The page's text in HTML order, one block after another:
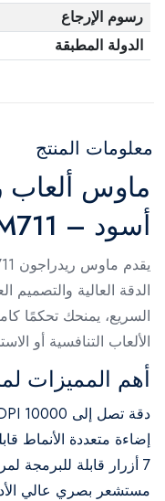
رسوم الإرجاع
الدولة المطبقة
معلومات المنتج
ماوس
أسود – M711
الدقة العالية والتصميم
السريع، يمنحك تحكمًا
الألعاب التنافسية أو
أهم المميزات
دقة تصل إلى 10000 DPI لتتبع سريع ودقيق
إضاءة متعددة الأنماط
7 أزرار قابلة للبرمجة لمرونة أكبر
مستشعر بصري عالي